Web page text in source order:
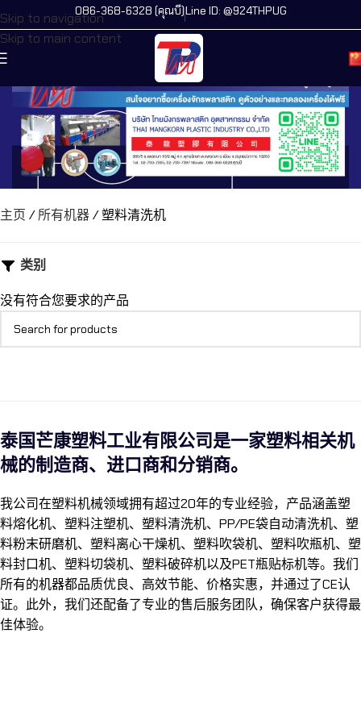
Skip to navigation
Skip to main content
086-368-6328 (คุณบี)Line ID: @924THPUG
主页 /所有机器/塑料清洗机
类别
没有符合您要求的产品
泰国芒康塑料工业有限公司是一家塑料相关机
械的制造商、进口商和分销商。
我公司在塑料机械领域拥有超过20年的专业经验，产品涵盖塑
料熔化机、塑料注塑机、塑料清洗机、PP/PE袋自动清洗机、塑
料粉末研磨机、塑料离心干燥机、塑料吹袋机、塑料吹瓶机、塑
料封口机、塑料切袋机、塑料破碎机以及PET瓶贴标机等。我们
所有的机器都品质优良、高效节能、价格实惠，并通过了CE认
证。此外，我们还配备了专业的售后服务团队，确保客户获得最
佳体验。